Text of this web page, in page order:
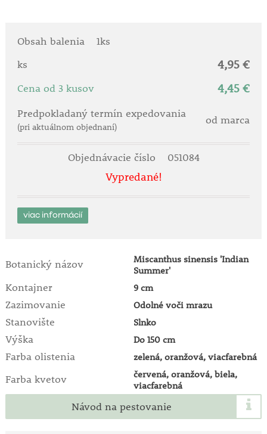
Obsah balenia
1ks
ks
4,95 €
Cena od 3 kusov 4,45 €
Predpokladaný termín expedovania
(pri aktuálnom objednaní)
od marca
Objednávacie číslo 051084
Vypredané!
viac informácií
Botanický názov
Miscanthus sinensis 'Indian
Summer'
Kontajner 9 cm
Zazimovanie Odolné voči mrazu
Stanovište Slnko
Výška Do 150 cm
Farba olistenia zelená, oranžová, viacfarebná
Farba kvetov
červená, oranžová, biela,
viacfarebná
Návod na pestovanie